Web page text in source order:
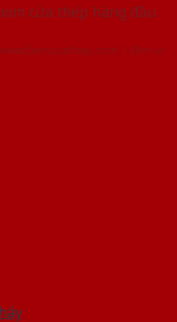
cửa thép hàng đầu
| Đơn vị